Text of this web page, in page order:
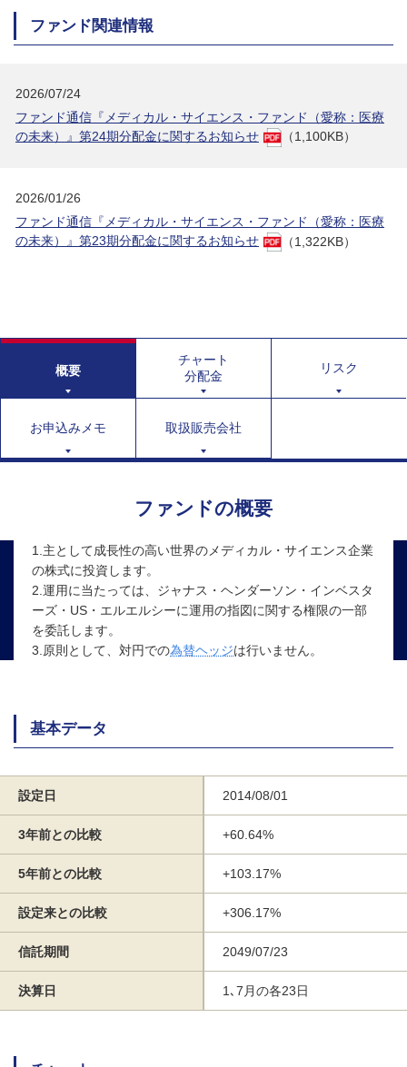
ファンド関連情報
2026/07/24
ファンド通信『メディカル・サイエンス・ファンド（愛称：医療
の未来）』第24期分配金に関するお知らせ
（1,100KB）
2026/01/26
ファンド通信『メディカル・サイエンス・ファンド（愛称：医療
の未来）』第23期分配金に関するお知らせ
（1,322KB）
概要
チャート
分配金
リスク
お申込みメモ 取扱販売会社
ファンドの概要
1.主として成長性の高い世界のメディカル・サイエンス企業
の株式に投資します。
2.運用に当たっては、ジャナス・ヘンダーソン・インベスタ
ーズ・US・エルエルシーに運用の指図に関する権限の一部
を委託します。
3.原則として、対円での為替ヘッジは行いません。
基本データ
設定日 2014/08/01
3年前との比較 +60.64%
5年前との比較 +103.17%
設定来との比較 +306.17%
信託期間 2049/07/23
決算日 1､7月の各23日